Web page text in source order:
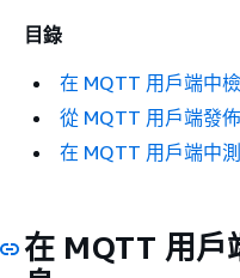
目錄
在 MQTT 用戶端中
從 MQTT 用戶端發
在 MQTT 用戶端中
在 MQTT 用戶